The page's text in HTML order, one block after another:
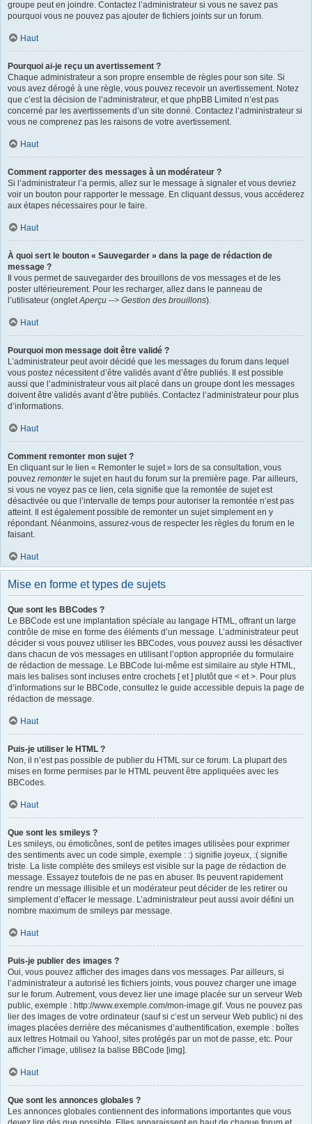
groupe peut en joindre. Contactez l’administrateur si vous ne savez pas
pourquoi vous ne pouvez pas ajouter de fichiers joints sur un forum.
Haut
Pourquoi ai-je reçu un avertissement ?
Chaque administrateur a son propre ensemble de règles pour son site. Si
vous avez dérogé à une règle, vous pouvez recevoir un avertissement. Notez
que c’est la décision de l’administrateur, et que phpBB Limited n’est pas
concerné par les avertissements d’un site donné. Contactez l’administrateur si
vous ne comprenez pas les raisons de votre avertissement.
Haut
Comment rapporter des messages à un modérateur ?
Si l’administrateur l’a permis, allez sur le message à signaler et vous devriez
voir un bouton pour rapporter le message. En cliquant dessus, vous accéderez
aux étapes nécessaires pour le faire.
Haut
À quoi sert le bouton « Sauvegarder » dans la page de rédaction de
message ?
Il vous permet de sauvegarder des brouillons de vos messages et de les
poster ultérieurement. Pour les recharger, allez dans le panneau de
l’utilisateur (ongletAperçu --> Gestion des brouillons).
Haut
Pourquoi mon message doit être validé ?
L’administrateur peut avoir décidé que les messages du forum dans lequel
vous postez nécessitent d’être validés avant d’être publiés. Il est possible
aussi que l’administrateur vous ait placé dans un groupe dont les messages
doivent être validés avant d’être publiés. Contactez l’administrateur pour plus
d’informations.
Haut
Comment remonter mon sujet ?
En cliquant sur le lien « Remonter le sujet » lors de sa consultation, vous
pouvez remonterle sujet en haut du forum sur la première page. Par ailleurs,
si vous ne voyez pas ce lien, cela signifie que la remontée de sujet est
désactivée ou que l’intervalle de temps pour autoriser la remontée n’est pas
atteint. Il est également possible de remonter un sujet simplement en y
répondant. Néanmoins, assurez-vous de respecter les règles du forum en le
faisant.
Haut
Mise en forme et types de sujets
Que sont les BBCodes ?
Le BBCode est une implantation spéciale au langage HTML, offrant un large
contrôle de mise en forme des éléments d’un message. L’administrateur peut
décider si vous pouvez utiliser les BBCodes, vous pouvez aussi les désactiver
dans chacun de vos messages en utilisant l’option appropriée du formulaire
de rédaction de message. Le BBCode lui-même est similaire au style HTML,
mais les balises sont incluses entre crochets [ et ] plutôt que < et >. Pour plus
d’informations sur le BBCode, consultez le guide accessible depuis la page de
rédaction de message.
Haut
Puis-je utiliser le HTML ?
Non, il n’est pas possible de publier du HTML sur ce forum. La plupart des
mises en forme permises par le HTML peuvent être appliquées avec les
BBCodes.
Haut
Que sont les smileys ?
Les smileys, ou émoticônes, sont de petites images utilisées pour exprimer
des sentiments avec un code simple, exemple : :) signifie joyeux, :( signifie
triste. La liste complète des smileys est visible sur la page de rédaction de
message. Essayez toutefois de ne pas en abuser. Ils peuvent rapidement
rendre un message illisible et un modérateur peut décider de les retirer ou
simplement d’effacer le message. L’administrateur peut aussi avoir défini un
nombre maximum de smileys par message.
Haut
Puis-je publier des images ?
Oui, vous pouvez afficher des images dans vos messages. Par ailleurs, si
l’administrateur a autorisé les fichiers joints, vous pouvez charger une image
sur le forum. Autrement, vous devez lier une image placée sur un serveur Web
public, exemple : http://www.exemple.com/mon-image.gif. Vous ne pouvez pas
lier des images de votre ordinateur (sauf si c’est un serveur Web public) ni des
images placées derrière des mécanismes d’authentification, exemple : boîtes
aux lettres Hotmail ou Yahoo!, sites protégés par un mot de passe, etc. Pour
afficher l’image, utilisez la balise BBCode [img].
Haut
Que sont les annonces globales ?
Les annonces globales contiennent des informations importantes que vous